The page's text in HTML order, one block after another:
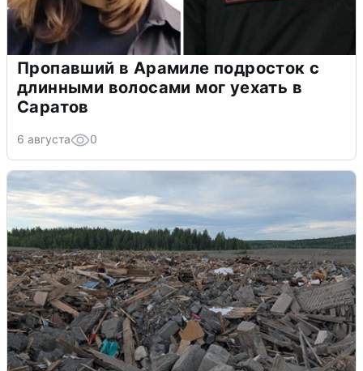
Пропавший в Арамиле подросток с
длинными волосами мог уехать в
Саратов
6 августа 0